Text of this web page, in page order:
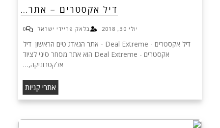
דיל אקסטרים – אתר…
יולי 30, 2018 בלאק פריידי ישראל 0
דיל אקסטרים - Deal Extreme - אתר הגאדג'טים הראשון דיל
אקסטרים - Deal Extreme הוא אתר מסחר סיני לציוד
אלקטרוניקה,…
אתרי קניות